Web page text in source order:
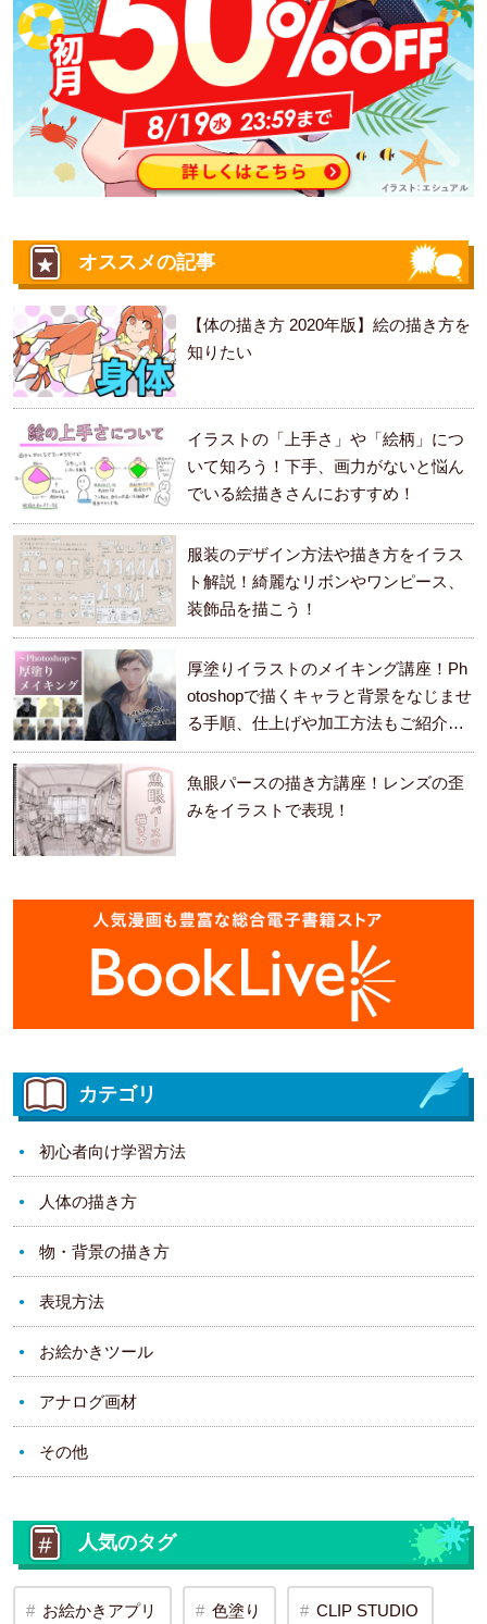
オススメの記事
【体の描き方 2020年版】絵の描き方を
知りたい
イラストの「上手さ」や「絵柄」につ
いて知ろう！下手、画力がないと悩ん
でいる絵描きさんにおすすめ！
服装のデザイン方法や描き方をイラス
ト解説！綺麗なリボンやワンピース、
装飾品を描こう！
厚塗りイラストのメイキング講座！Ph
otoshopで描くキャラと背景をなじませ
る手順、仕上げや加工方法もご紹介し
ます。
魚眼パースの描き方講座！レンズの歪
みをイラストで表現！
カテゴリ
初心者向け学習方法
人体の描き方
物・背景の描き方
表現方法
お絵かきツール
アナログ画材
その他
人気のタグ
お絵かきアプリ 色塗り CLIP STUDIO